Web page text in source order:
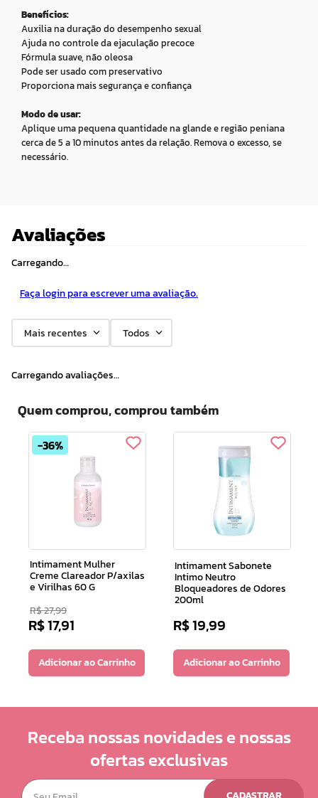
Benefícios:
Auxilia na duração do desempenho sexual
Ajuda no controle da ejaculação precoce
Fórmula suave, não oleosa
Pode ser usado com preservativo
Proporciona mais segurança e confiança
Modo de usar:
Aplique uma pequena quantidade na glande e região peniana
cerca de 5 a 10 minutos antes da relação. Remova o excesso, se
necessário.
Avaliações
Carregando…
Faça login para escrever uma avaliação.
Mais recentes Todos
Carregando avaliações…
Quem comprou, comprou também
36%
Intimament Mulher
Creme Clareador P/axilas
e Virilhas 60 G
R$27,99
R$17,91
Adicionar ao Carrinho
Intimament Sabonete
Intimo Neutro
Bloqueadores de Odores
200ml
R$19,99
Adicionar ao Carrinho
Receba nossas novidades e nossas
ofertas exclusivas